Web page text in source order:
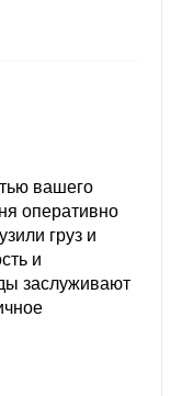
вашего
оперативно
груз и
и
заслуживают